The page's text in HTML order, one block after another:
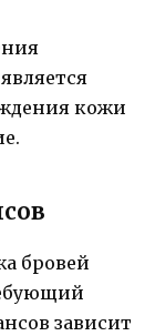
кожи
бровей
зависит